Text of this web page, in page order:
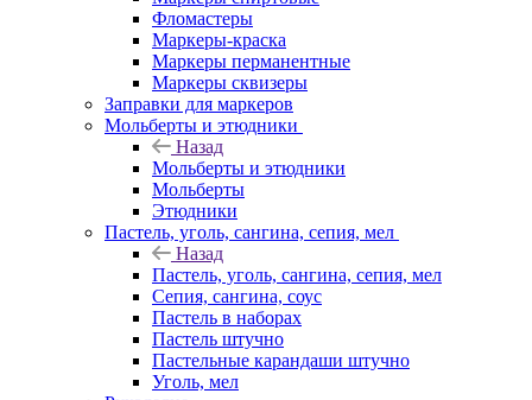
Фломастеры
Маркеры-краска
Маркеры перманентные
Маркеры сквизеры
Заправки для маркеров
Мольберты и этюдники
Назад
Мольберты и этюдники
Мольберты
Этюдники
Пастель, уголь, сангина, сепия, мел
Назад
Пастель, уголь, сангина, сепия, мел
Сепия, сангина, соус
Пастель в наборах
Пастель штучно
Пастельные карандаши штучно
Уголь, мел